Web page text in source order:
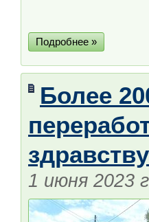
Подробнее »
Более
1 июня 2023